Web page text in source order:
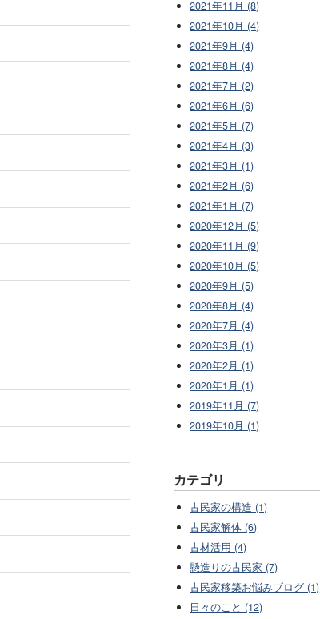
2021年11月 (8)
2021年10月 (4)
2021年9月 (4)
2021年8月 (4)
2021年7月 (2)
2021年6月 (6)
2021年5月 (7)
2021年4月 (3)
2021年3月 (1)
2021年2月 (6)
2021年1月 (7)
2020年12月 (5)
2020年11月 (9)
2020年10月 (5)
2020年9月 (5)
2020年8月 (4)
2020年7月 (4)
2020年3月 (1)
2020年2月 (1)
2020年1月 (1)
2019年11月 (7)
2019年10月 (1)
カテゴリ
古民家の構造 (1)
古民家解体 (6)
古材活用 (4)
懸造りの古民家 (7)
古民家移築お悩みブログ (1)
日々のこと (12)